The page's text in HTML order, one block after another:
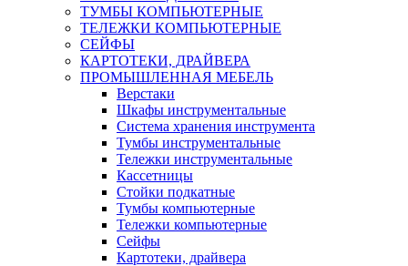
ТУМБЫ КОМПЬЮТЕРНЫЕ
ТЕЛЕЖКИ КОМПЬЮТЕРНЫЕ
СЕЙФЫ
КАРТОТЕКИ, ДРАЙВЕРА
ПРОМЫШЛЕННАЯ МЕБЕЛЬ
Верстаки
Шкафы инструментальные
Система хранения инструмента
Тумбы инструментальные
Тележки инструментальные
Кассетницы
Стойки подкатные
Тумбы компьютерные
Тележки компьютерные
Сейфы
Картотеки, драйвера